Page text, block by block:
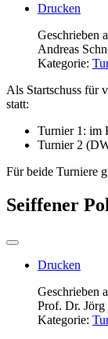
Drucken
Geschrieben
Andreas
Kategorie:
Als Startschuss für
statt:
Turnier 1: im
Turnier 2
Für beide Turniere
Seiffener
Drucken
Geschrieben
Prof. Dr. Jörg
Kategorie: